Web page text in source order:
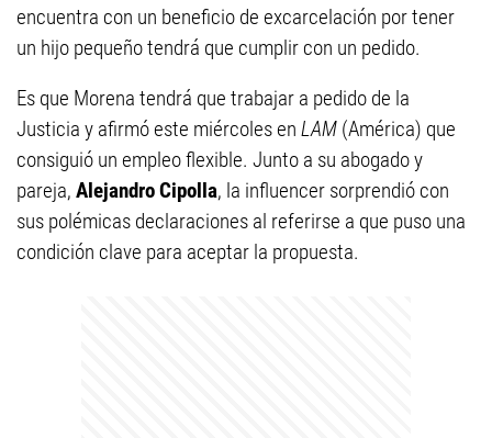
encuentra con un beneficio de excarcelación por tener
un hijo pequeño tendrá que cumplir con un pedido.
Es que Morena tendrá que trabajar a pedido de la
Justicia y afirmó este miércoles en LAM (América) que
consiguió un empleo flexible. Junto a su abogado y
pareja, Alejandro Cipolla, la influencer sorprendió con
sus polémicas declaraciones al referirse a que puso una
condición clave para aceptar la propuesta.